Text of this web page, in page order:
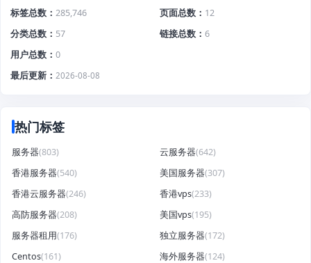
标签总数
285,746 页面总数
12
分类总数
57 链接总数
6
用户总数
0
最后更新
2026-08-08
热门标签
服务器(803) 云服务器(642)
香港服务器(540) 美国服务器(307)
香港云服务器(246) 香港vps(233)
高防服务器(208) 美国vps(195)
服务器租用(176) 独立服务器(172)
Centos(161) 海外服务器(124)